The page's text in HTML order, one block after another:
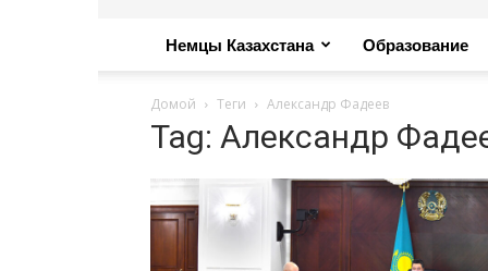
Немцы Казахстана Образование
Домой Теги Александр Фадеев
Tag: Александр